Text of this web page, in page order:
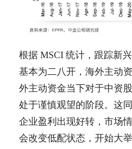
根据 MSCI 统计，跟踪新
基本为二八开，海外主动
外主动资金当下对于中资
处于谨慎观望的阶段。这
企业盈利出现好转，市场
会改变低配状态，开始大